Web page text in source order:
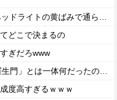
どこで決まるの
ぎだろwww
度高すぎるｗｗｗ